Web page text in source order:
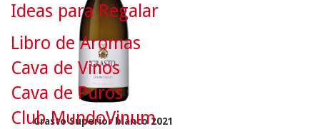
Crasto Superior blanco 2021
Ideas para Regalar
Libro de Aromas
Cava de Vinos
Cava de Puros
Club MundoVinum